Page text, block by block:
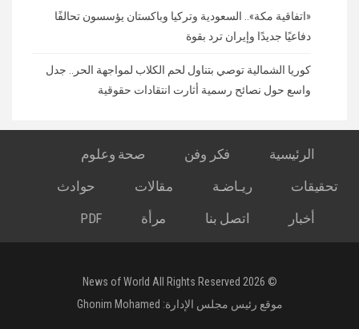
«اتفاقية مكة».. السعودية وتركيا وباكستان يؤسسون تحالفًا
دفاعيًا جديدًا وإيران ترد بقوة
كوريا الشمالية توصي بتناول لحم الكلاب لمواجهة الحر.. جدل
واسع حول نصائح رسمية أثارت انتقادات حقوقية
الرئيسية فكر وفن
صحة وعلوم
تحقيقات
ريـاضـة مقالات
حوادث
أخبار
اتصل بنا مرأة PDF
© 2026 News of World All Rights Reserved
موقع رئيس مجلس الإدارة: Ghonim Mohamed